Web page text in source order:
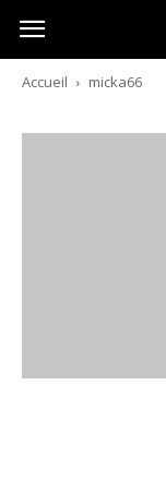
Australia-
australie.com
Accueil micka66